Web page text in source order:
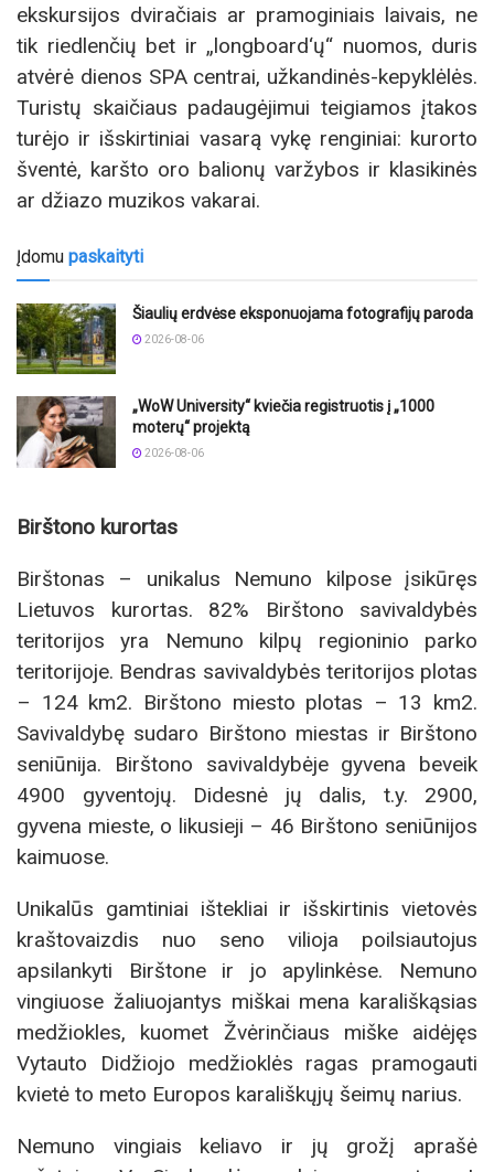
ekskursijos dviračiais ar pramoginiais laivais, ne
tik riedlenčių bet ir „longboard‘ų“ nuomos, duris
atvėrė dienos SPA centrai, užkandinės-kepyklėlės.
Turistų skaičiaus padaugėjimui teigiamos įtakos
turėjo ir išskirtiniai vasarą vykę renginiai: kurorto
šventė, karšto oro balionų varžybos ir klasikinės
ar džiazo muzikos vakarai.
Įdomu paskaityti
Šiaulių erdvėse eksponuojama fotografijų paroda
2026-08-06
„WoW University“ kviečia registruotis į „1000
moterų“ projektą
2026-08-06
Birštono kurortas
Birštonas – unikalus Nemuno kilpose įsikūręs
Lietuvos kurortas. 82% Birštono savivaldybės
teritorijos yra Nemuno kilpų regioninio parko
teritorijoje. Bendras savivaldybės teritorijos plotas
– 124 km2. Birštono miesto plotas – 13 km2.
Savivaldybę sudaro Birštono miestas ir Birštono
seniūnija. Birštono savivaldybėje gyvena beveik
4900 gyventojų. Didesnė jų dalis, t.y. 2900,
gyvena mieste, o likusieji – 46 Birštono seniūnijos
kaimuose.
Unikalūs gamtiniai ištekliai ir išskirtinis vietovės
kraštovaizdis nuo seno vilioja poilsiautojus
apsilankyti Birštone ir jo apylinkėse. Nemuno
vingiuose žaliuojantys miškai mena karališkąsias
medžiokles, kuomet Žvėrinčiaus miške aidėjęs
Vytauto Didžiojo medžioklės ragas pramogauti
kvietė to meto Europos karališkųjų šeimų narius.
Nemuno vingiais keliavo ir jų grožį aprašė